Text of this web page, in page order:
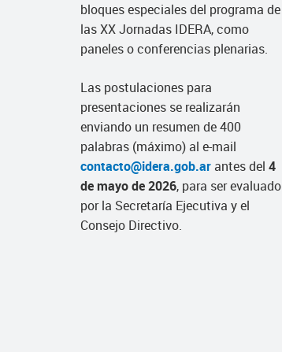
bloques especiales del programa de
las XX Jornadas IDERA, como
paneles o conferencias plenarias.
Las postulaciones para
presentaciones se realizarán
enviando un resumen de 400
palabras (máximo) al e-mail
contacto@idera.gob.arantes del 4
de mayo de 2026, para ser evaluado
por la Secretaría Ejecutiva y el
Consejo Directivo.